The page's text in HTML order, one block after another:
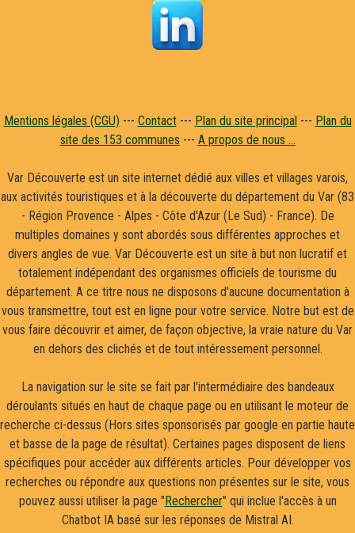
Mentions légales (CGU) --- Contact--- Plan du site principal--- Plan du
site des 153 communes --- A propos de nous ...
Var Découverte est un site internet dédié aux villes et villages varois,
aux activités touristiques et à la découverte du département du Var (83
- Région Provence - Alpes - Côte d'Azur (Le Sud) - France). De
multiples domaines y sont abordés sous différentes approches et
divers angles de vue. Var Découverte est un site à but non lucratif et
totalement indépendant des organismes officiels de tourisme du
département. A ce titre nous ne disposons d'aucune documentation à
vous transmettre, tout est en ligne pour votre service. Notre but est de
vous faire découvrir et aimer, de façon objective, la vraie nature du Var
en dehors des clichés et de tout intéressement personnel.
La navigation sur le site se fait par l'intermédiaire des bandeaux
déroulants situés en haut de chaque page ou en utilisant le moteur de
recherche ci-dessus (Hors sites sponsorisés par google en partie haute
et basse de la page de résultat). Certaines pages disposent de liens
spécifiques pour accéder aux différents articles. Pour développer vos
recherches ou répondre aux questions non présentes sur le site, vous
pouvez aussi utiliser la page "Rechercher" qui inclue l'accès à un
Chatbot IA basé sur les réponses de Mistral AI.